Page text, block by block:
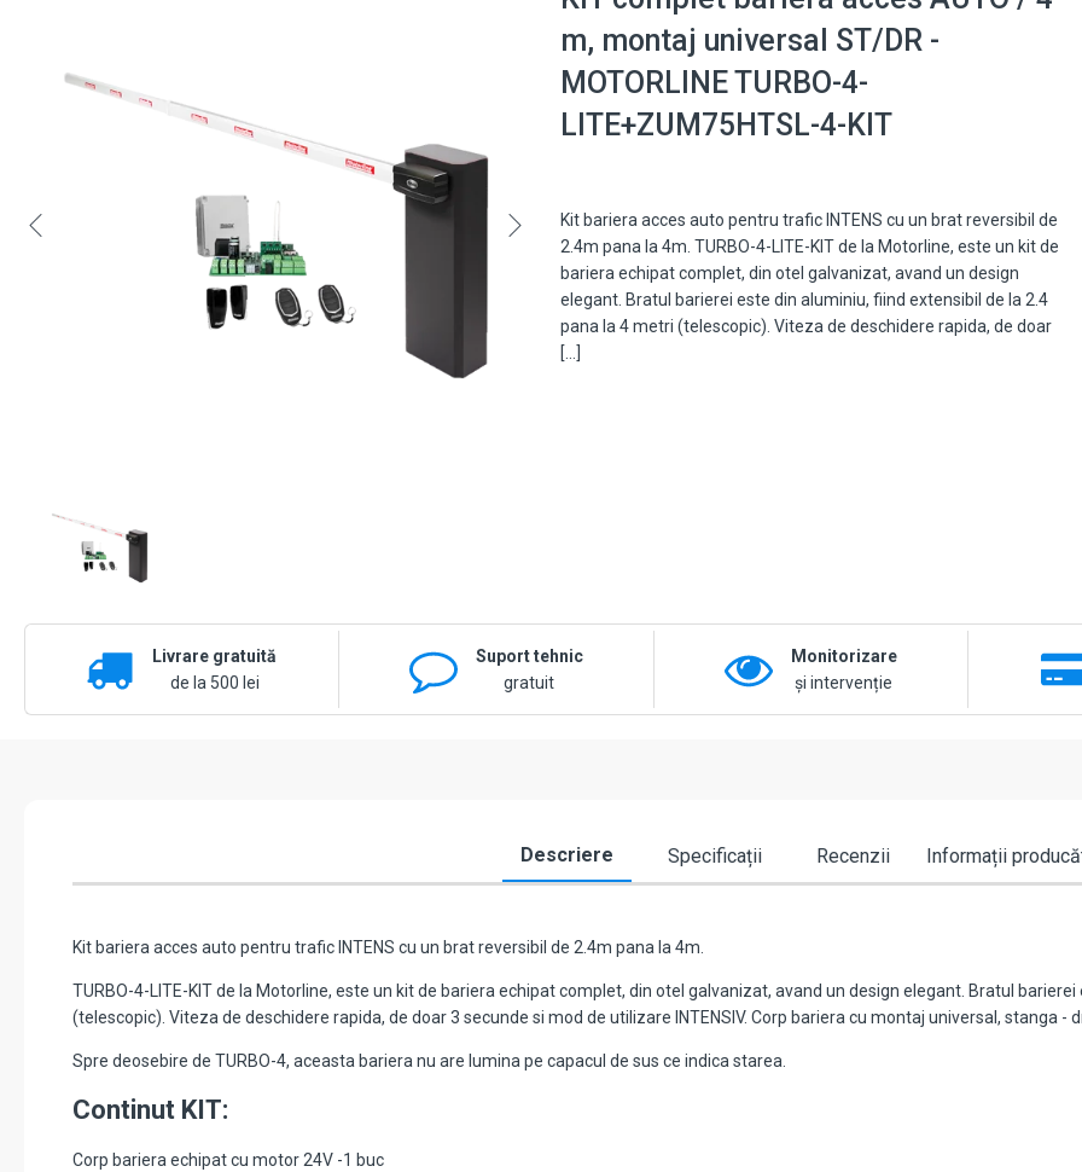
m, montaj universal ST/DR -
MOTORLINE TURBO-4-
LITE+ZUM75HTSL-4-KIT
Kit bariera acces auto pentru trafic INTENS cu un brat reversibil de
2.4m pana la 4m. TURBO-4-LITE-KIT de la Motorline, este un kit de
bariera echipat complet, din otel galvanizat, avand un design
elegant. Bratul barierei este din aluminiu, fiind extensibil de la 2.4
pana la 4 metri (telescopic). Viteza de deschidere rapida, de doar
[…]
Livrare gratuită
de la 500 lei
Suport tehnic
gratuit
Monitorizare
și intervenție
Descriere Specificații Recenzii Informații
Kit bariera acces auto pentru trafic INTENS cu un brat reversibil de 2.4m pana la 4m.
TURBO-4-LITE-KIT de la Motorline, este un kit de bariera echipat complet, din otel galvanizat, avand un design elegant. Bratul
(telescopic). Viteza de deschidere rapida, de doar 3 secunde si mod de utilizare INTENSIV. Corp bariera cu montaj universal, stanga -
Spre deosebire de TURBO-4, aceasta bariera nu are lumina pe capacul de sus ce indica starea.
Continut KIT:
Corp bariera echipat cu motor 24V -1 buc